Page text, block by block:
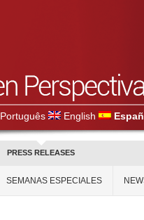
Português English
PRESS RELEASES
SEMANAS ESPECIALES